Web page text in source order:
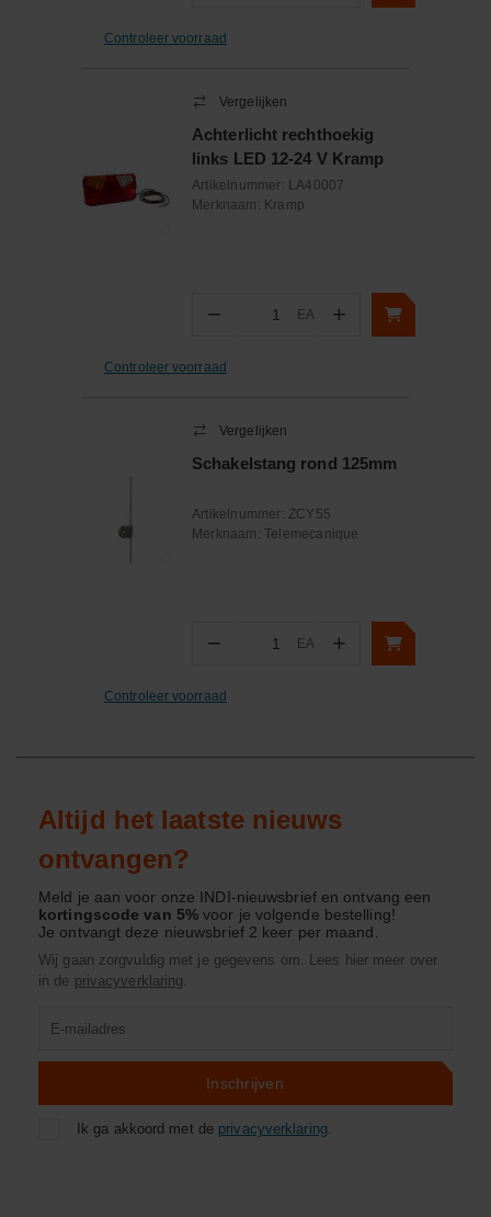
Controleer voorraad
Vergelijken
Achterlicht rechthoekig
links LED 12-24 V Kramp
Artikelnummer: LA40007
Merknaam: Kramp
− Aantal
EA +
Controleer voorraad
Vergelijken
Schakelstang rond 125mm
Artikelnummer: ZCY55
Merknaam: Telemecanique
− Aantal
EA +
Controleer voorraad
Altijd het laatste nieuws
ontvangen?
Meld je aan voor onze INDI-nieuwsbrief en ontvang een
kortingscode van 5%voor je volgende bestelling!
Je ontvangt deze nieuwsbrief 2 keer per maand.
Wij gaan zorgvuldig met je gegevens om. Lees hier meer over
in de privacyverklaring.
Inschrijven
Ik ga akkoord met de privacyverklaring.